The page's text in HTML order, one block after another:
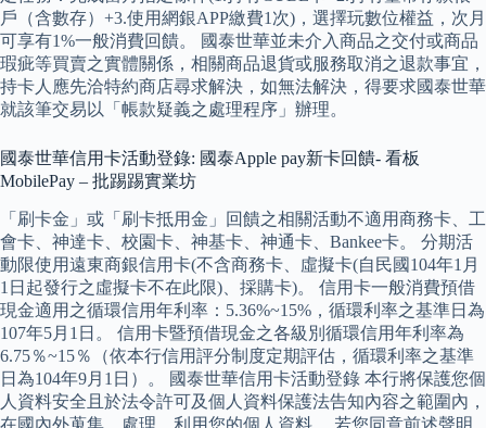
戶（含數存）+3.使用網銀APP繳費1次)，選擇玩數位權益，次月
可享有1%一般消費回饋。 國泰世華並未介入商品之交付或商品
瑕疵等買賣之實體關係，相關商品退貨或服務取消之退款事宜，
持卡人應先洽特約商店尋求解決，如無法解決，得要求國泰世華
就該筆交易以「帳款疑義之處理程序」辦理。
國泰世華信用卡活動登錄: 國泰Apple pay新卡回饋- 看板
MobilePay – 批踢踢實業坊
「刷卡金」或「刷卡抵用金」回饋之相關活動不適用商務卡、工
會卡、神達卡、校園卡、神基卡、神通卡、Bankee卡。 分期活
動限使用遠東商銀信用卡(不含商務卡、虛擬卡(自民國104年1月
1日起發行之虛擬卡不在此限)、採購卡)。 信用卡一般消費預借
現金適用之循環信用年利率：5.36%~15%，循環利率之基準日為
107年5月1日。 信用卡暨預借現金之各級別循環信用年利率為
6.75％~15％（依本行信用評分制度定期評估，循環利率之基準
日為104年9月1日）。 國泰世華信用卡活動登錄 本行將保護您個
人資料安全且於法令許可及個人資料保護法告知內容之範圍內，